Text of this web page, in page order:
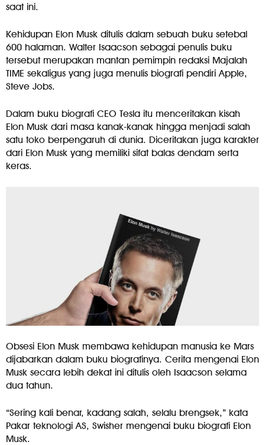
saat ini.
Kehidupan Elon Musk ditulis dalam sebuah buku setebal
600 halaman. Walter Isaacson sebagai penulis buku
tersebut merupakan mantan pemimpin redaksi Majalah
TIME sekaligus yang juga menulis biografi pendiri Apple,
Steve Jobs.
Dalam buku biografi CEO Tesla itu menceritakan kisah
Elon Musk dari masa kanak-kanak hingga menjadi salah
satu toko berpengaruh di dunia. Diceritakan juga karakter
dari Elon Musk yang memiliki sifat balas dendam serta
keras.
Obsesi Elon Musk membawa kehidupan manusia ke Mars
dijabarkan dalam buku biografinya. Cerita mengenai Elon
Musk secara lebih dekat ini ditulis oleh Isaacson selama
dua tahun.
“Sering kali benar, kadang salah, selalu brengsek,” kata
Pakar teknologi AS, Swisher mengenai buku biografi Elon
Musk.